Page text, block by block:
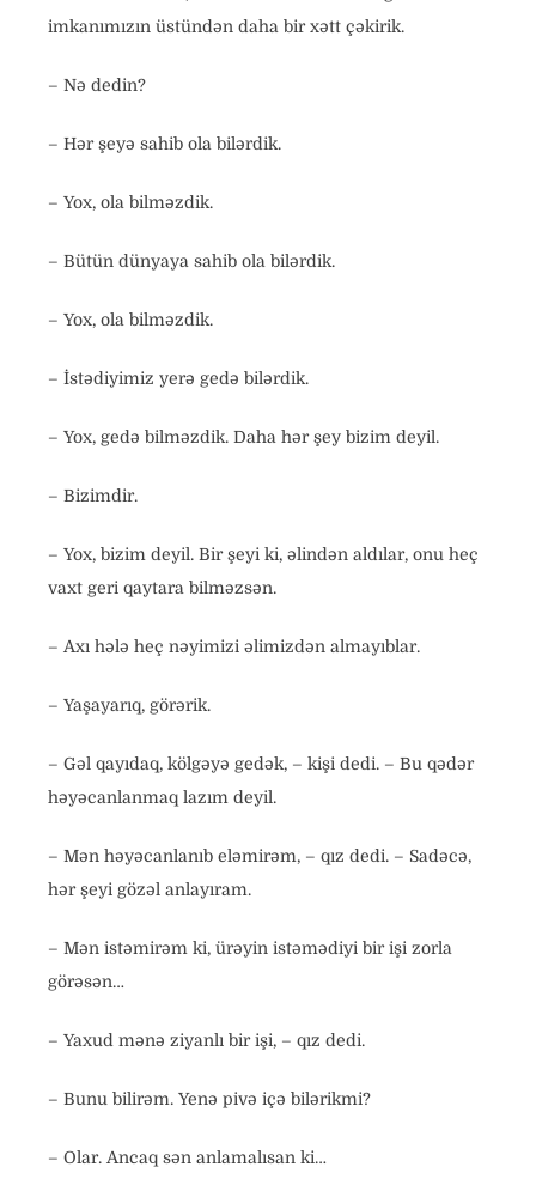
imkanımızın üstündən daha bir xətt çəkirik.
– Nə dedin?
– Hər şeyə sahib ola bilərdik.
– Yox, ola bilməzdik.
– Bütün dünyaya sahib ola bilərdik.
– Yox, ola bilməzdik.
– İstədiyimiz yerə gedə bilərdik.
– Yox, gedə bilməzdik. Daha hər şey bizim deyil.
– Bizimdir.
– Yox, bizim deyil. Bir şeyi ki, əlindən aldılar, onu heç
vaxt geri qaytara bilməzsən.
– Axı hələ heç nəyimizi əlimizdən almayıblar.
– Yaşayarıq, görərik.
– Gəl qayıdaq, kölgəyə gedək, – kişi dedi. – Bu qədər
həyəcanlanmaq lazım deyil.
– Mən həyəcanlanıb eləmirəm, – qız dedi. – Sadəcə,
hər şeyi gözəl anlayıram.
– Mən istəmirəm ki, ürəyin istəmədiyi bir işi zorla
görəsən…
– Yaxud mənə ziyanlı bir işi, – qız dedi.
– Bunu bilirəm. Yenə pivə içə bilərikmi?
– Olar. Ancaq sən anlamalısan ki…